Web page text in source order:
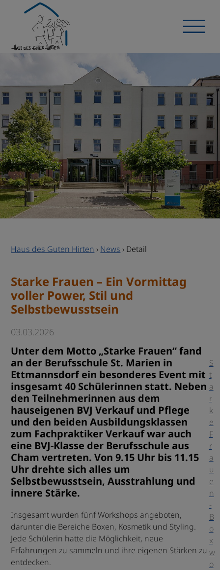
Haus des Guten Hirten › News › Detail
Starke Frauen – Ein Vormittag
voller Power, Stil und
Selbstbewusstsein
03.03.2026
Unter dem Motto „Starke Frauen“ fand
an der Berufsschule St. Marien in
Ettmannsdorf ein besonderes Event mit
insgesamt 40 Schülerinnen statt. Neben
den Teilnehmerinnen aus dem
hauseigenen BVJ Verkauf und Pflege
und den beiden Ausbildungsklassen
zum Fachpraktiker Verkauf war auch
eine BVJ-Klasse der Berufsschule aus
Cham vertreten. Von 9.15 Uhr bis 11.15
Uhr drehte sich alles um
Selbstbewusstsein, Ausstrahlung und
innere Stärke.
Insgesamt wurden fünf Workshops angeboten,
darunter die Bereiche Boxen, Kosmetik und Styling.
Jede Schülerin hatte die Möglichkeit, neue
Erfahrungen zu sammeln und ihre eigenen Stärken zu
entdecken.
S
t
a
r
k
e
F
r
a
u
e
n
-
B
o
x
w
o